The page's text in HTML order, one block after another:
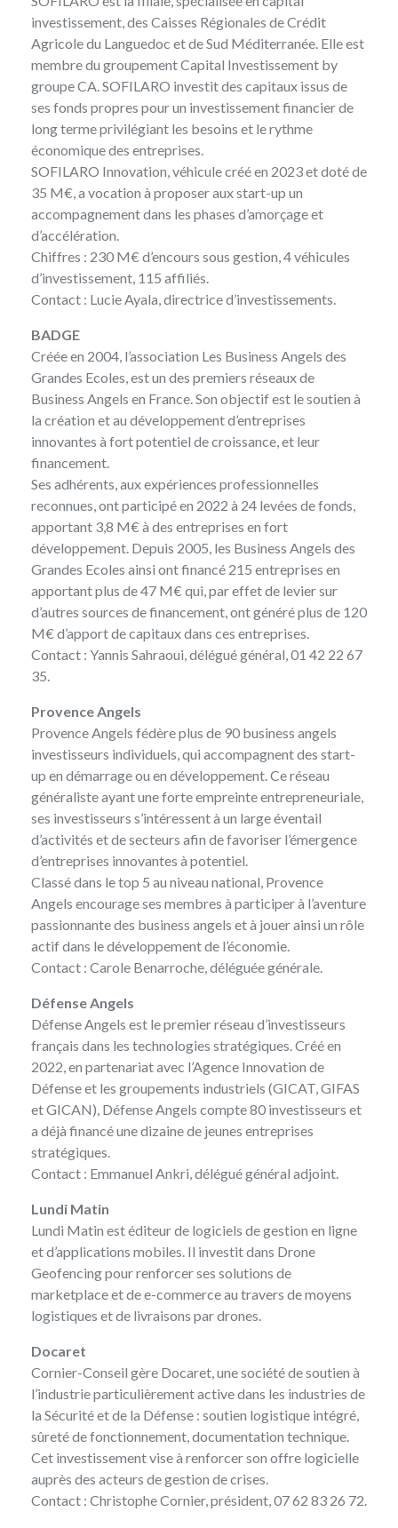
investissement, des Caisses Régionales de Crédit
Agricole du Languedoc et de Sud Méditerranée. Elle est
membre du groupement Capital Investissement by
groupe CA. SOFILARO investit des capitaux issus de
ses fonds propres pour un investissement financier de
long terme privilégiant les besoins et le rythme
économique des entreprises.
SOFILARO Innovation, véhicule créé en 2023 et doté de
35 M€, a vocation à proposer aux start-up un
accompagnement dans les phases d’amorçage et
d’accélération.
Chiffres : 230 M€ d’encours sous gestion, 4 véhicules
d’investissement, 115 affiliés.
Contact : Lucie Ayala , directrice d’investissements.
BADGE
Créée en 2004, l’association Les Business Angels des
Grandes Ecoles , est un des premiers réseaux de
Business Angels en France. Son objectif est le soutien à
la création et au développement d’entreprises
innovantes à fort potentiel de croissance, et leur
financement.
Ses adhérents, aux expériences professionnelles
reconnues, ont participé en 2022 à 24 levées de fonds,
apportant 3,8 M€ à des entreprises en fort
développement. Depuis 2005, les Business Angels des
Grandes Ecoles ainsi ont financé 215 entreprises en
apportant plus de 47 M€ qui, par effet de levier sur
d’autres sources de financement, ont généré plus de 120
M€ d’apport de capitaux dans ces entreprises.
Contact : Yannis Sahraoui , délégué général, 01 42 22 67
35.
Provence Angels
Provence Angels fédère plus de 90 business angels
investisseurs individuels, qui accompagnent des start-
up en démarrage ou en développement. Ce réseau
généraliste ayant une forte empreinte entrepreneuriale,
ses investisseurs s’intéressent à un large éventail
d’activités et de secteurs afin de favoriser l’émergence
d’entreprises innovantes à potentiel.
Classé dans le top 5 au niveau national, Provence
Angels encourage ses membres à participer à l’aventure
passionnante des business angels et à jouer ainsi un rôle
actif dans le développement de l’économie.
Contact : Carole Benarroche , déléguée générale.
Défense Angels
Défense Angels est le premier réseau d’investisseurs
français dans les technologies stratégiques. Créé en
2022, en partenariat avec l’Agence Innovation de
Défense et les groupements industriels (GICAT, GIFAS
et GICAN), Défense Angels compte 80 investisseurs et
a déjà financé une dizaine de jeunes entreprises
stratégiques.
Contact : Emmanuel Ankri , délégué général adjoint.
Lundi Matin
Lundi Matin est éditeur de logiciels de gestion en ligne
et d’applications mobiles. Il investit dans Drone
Geofencing pour renforcer ses solutions de
marketplace et de e-commerce au travers de moyens
logistiques et de livraisons par drones.
Docaret
Cornier-Conseil gère Docaret , une société de soutien à
l’industrie particulièrement active dans les industries de
la Sécurité et de la Défense : soutien logistique intégré,
sûreté de fonctionnement, documentation technique.
Cet investissement vise à renforcer son offre logicielle
auprès des acteurs de gestion de crises.
Contact : Christophe Cornier, président, 07 62 83 26 72.